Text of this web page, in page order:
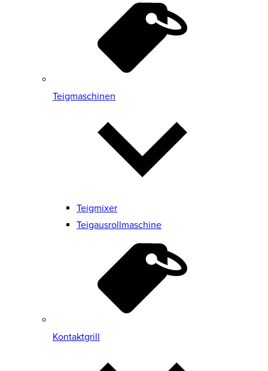
Teigmaschinen
Teigmixer
Teigausrollmaschine
Kontaktgrill